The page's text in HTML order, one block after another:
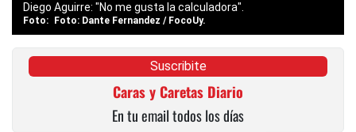
Diego Aguirre: "No me gusta la calculadora".
Foto: Dante Fernandez / FocoUy.
Suscribite
Caras y Caretas Diario
En tu email todos los días